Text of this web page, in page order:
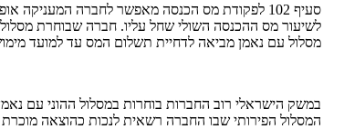
סעיף 102 לפקודת מס הכנסה מאפשר לחברה
מסלול עם נאמן מביאה לדחיית תשלום המס עד למועד
במשק הישראלי רוב החברות בוחרות במסלול ההוני עם
המסלול הפירותי שבו החברה רשאית לנכות כהוצאה